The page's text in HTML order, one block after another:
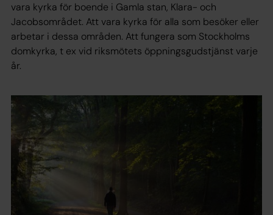
vara kyrka för boende i Gamla stan, Klara- och
Jacobsområdet. Att vara kyrka för alla som besöker eller
arbetar i dessa områden. Att fungera som Stockholms
domkyrka, t ex vid riksmötets öppningsgudstjänst varje
år.